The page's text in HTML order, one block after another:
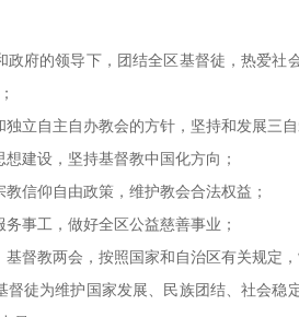
政府的领导下，团结全区基督徒，热爱
独立自主自办教会的方针，坚持和发展三
想建设，坚持基督教中国化方向；
教信仰自由政策，维护教会合法权益；
务事工，做好全区公益慈善事业；
基督教两会，按照国家和自治区有关规
督徒为维护国家发展、民族团结、社会